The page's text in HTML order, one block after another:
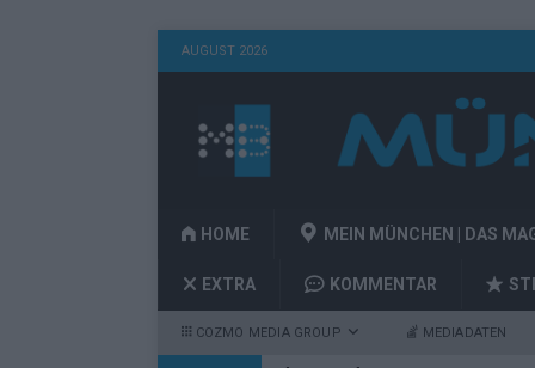
AUGUST 2026
HOME MEIN MÜNCHEN | DAS
EXTRA KOMMENTAR
COZMO MEDIA GROUP MEDIADATEN